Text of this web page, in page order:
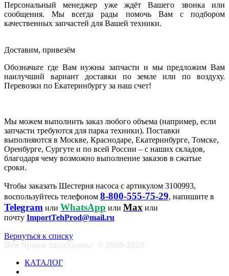
Персональный менеджер уже ждёт Вашего звонка или
сообщения. Мы всегда рады помочь Вам с подбором
качественных запчастей для Вашей техники.
Доставим, привезём
Обозначьте где Вам нужны запчасти и мы предложим Вам
наилучший вариант доставки по земле или по воздуху.
Перевозки по Екатеринбургу за наш счет!
Мы можем выполнить заказ любого объема (например, если
запчасти требуются для парка техники). Поставки
выполняются в Москве, Краснодаре, Екатеринбурге, Томске,
Оренбурге, Сургуте и по всей России – с наших складов,
благодаря чему возможно выполнение заказов в сжатые
сроки.
Чтобы заказать Шестерня насоса с артикулом 3100993,
воспользуйтесь телефоном 8-800-555-75-29, напишите в
Telegram или WhatsApp или Max или
почту ImportTehProd@mail.ru
Вернуться к списку
КАТАЛОГ